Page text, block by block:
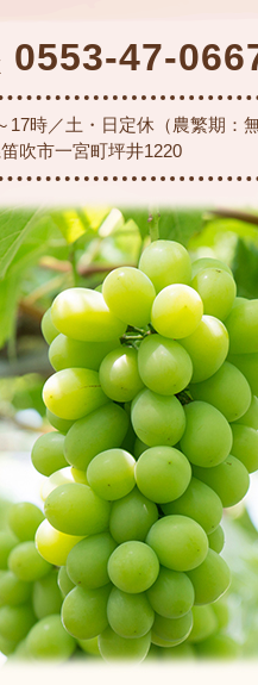
0553-47-
17時／土・日定休（農繁期：無
吹市一宮町坪井1220